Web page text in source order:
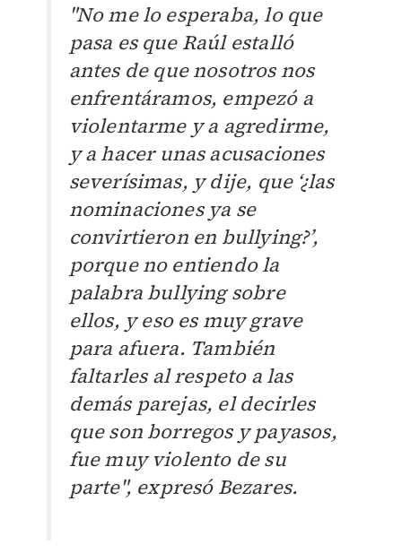
"No me lo esperaba, lo que
pasa es que Raúl estalló
antes de que nosotros nos
enfrentáramos, empezó a
violentarme y a agredirme,
y a hacer unas acusaciones
severísimas, y dije, que ‘¿las
nominaciones ya se
convirtieron en bullying?’,
porque no entiendo la
palabra bullying sobre
ellos, y eso es muy grave
para afuera. También
faltarles al respeto a las
demás parejas, el decirles
que son borregos y payasos,
fue muy violento de su
parte", expresó Bezares.